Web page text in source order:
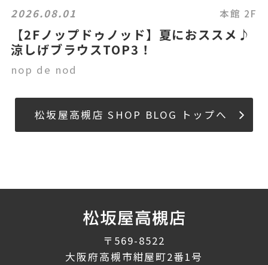
2026.08.01 本館 2F
【2Fノップドゥノッド】夏におススメ♪
涼しげブラウスTOP3！
nop de nod
松坂屋高槻店 SHOP BLOG トップへ
〒569-8522
大阪府高槻市紺屋町2番1号